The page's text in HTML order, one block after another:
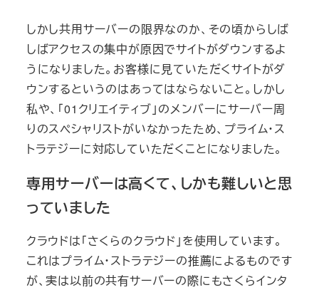
しかし共用サーバーの限界なのか、その頃からしば
しばアクセスの集中が原因でサイトがダウンするよ
うになりました。お客様に見ていただくサイトがダ
ウンするというのはあってはならないこと。しかし
私や、「01クリエイティブ」のメンバーにサーバー周
りのスペシャリストがいなかったため、プライム・ス
トラテジーに対応していただくことになりました。
専用サーバーは高くて、しかも難しいと思
っていました
クラウドは「さくらのクラウド」を使用しています。
これはプライム・ストラテジーの推薦によるものです
が、実は以前の共有サーバーの際にもさくらインタ